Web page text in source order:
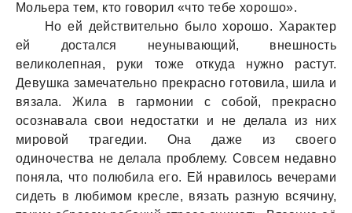
Мольера тем, кто говорил «что тебе хорошо».
Но ей действительно было хорошо. Характер
ей достался неунывающий, внешность
великолепная, руки тоже откуда нужно растут.
Девушка замечательно прекрасно готовила, шила и
вязала. Жила в гармонии с собой, прекрасно
осознавала свои недостатки и не делала из них
мировой трагедии. Она даже из своего
одиночества не делала проблему. Совсем недавно
поняла, что полюбила его. Ей нравилось вечерами
сидеть в любимом кресле, вязать разную всячину,